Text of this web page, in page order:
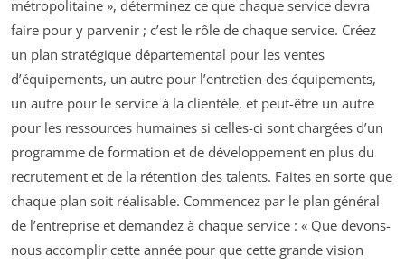
métropolitaine », déterminez ce que chaque service devra
faire pour y parvenir ; c’est le rôle de chaque service. Créez
un plan stratégique départemental pour les ventes
d’équipements, un autre pour l’entretien des équipements,
un autre pour le service à la clientèle, et peut-être un autre
pour les ressources humaines si celles-ci sont chargées d’un
programme de formation et de développement en plus du
recrutement et de la rétention des talents. Faites en sorte que
chaque plan soit réalisable. Commencez par le plan général
de l’entreprise et demandez à chaque service : « Que devons-
nous accomplir cette année pour que cette grande vision